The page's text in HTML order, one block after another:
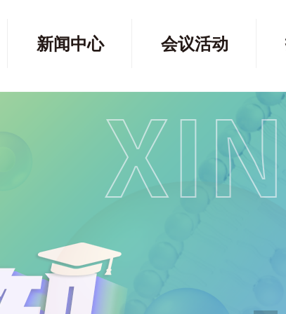
新闻中心 会议活动